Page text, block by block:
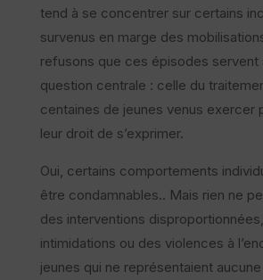
tend à se concentrer sur certains
survenus en marge des
refusons que ces épisodes servent
question centrale : celle du
centaines de jeunes venus exercer
leur droit de s’exprimer.
Oui, certains comportements
être condamnables.. Mais rien ne
des interventions
intimidations ou des violences à
jeunes qui ne représentaient